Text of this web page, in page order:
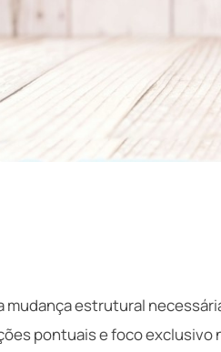
estrutural
pontuais e foco exclusivo